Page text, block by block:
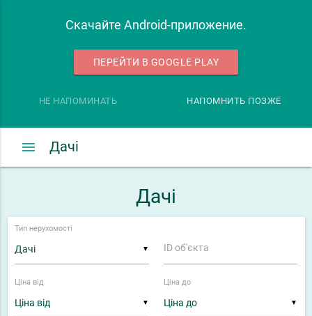
Скачайте Android-приложение.
ПЕРЕЙТИ В GOOGLE PLAY
НЕ НАПОМИНАТЬ НАПОМНИТЬ ПОЗЖЕ
Дачі
menu
Дачі
▼
Тип нерухомості
ID об'єкта
▼
Ціна від
▼
Ціна до